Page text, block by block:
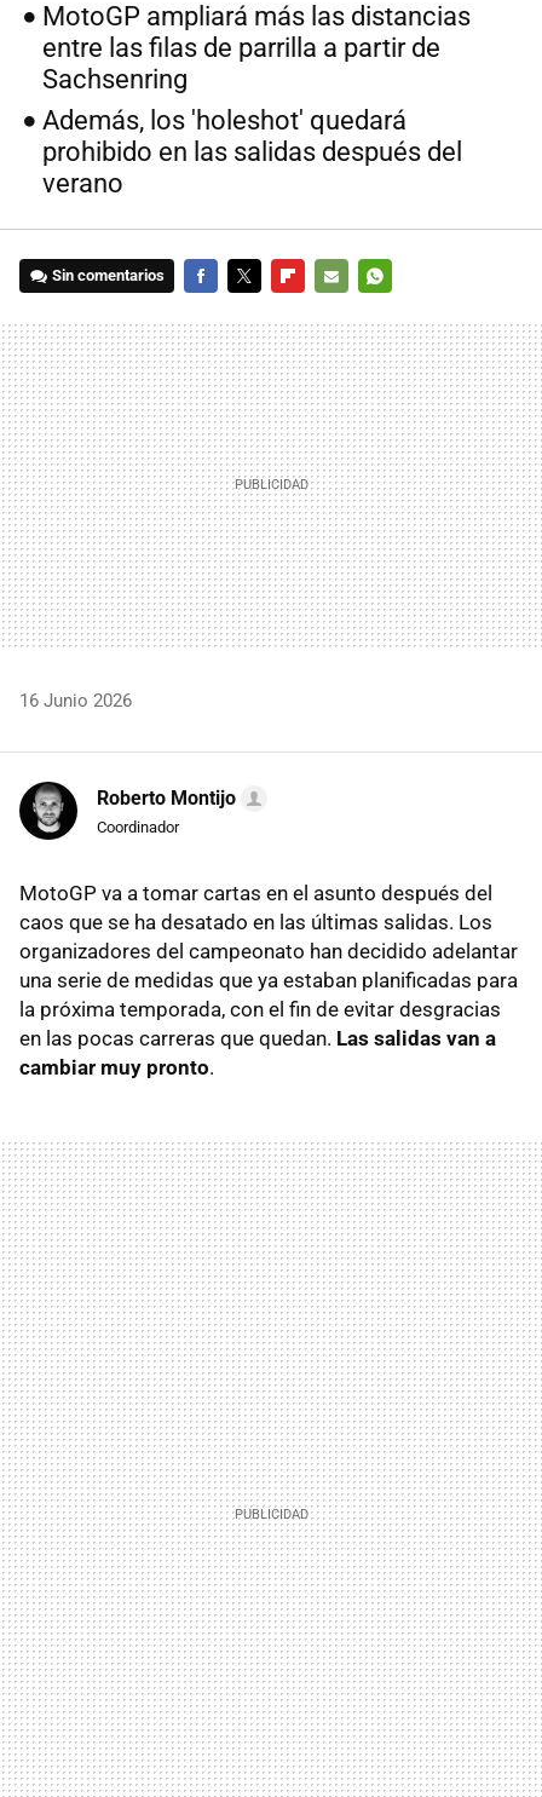
MotoGP ampliará más las distancias
entre las filas de parrilla a partir de
Sachsenring
Además, los 'holeshot' quedará
prohibido en las salidas después del
verano
Sin comentarios
MAIL
16 Junio 2026
Roberto Montijo
Coordinador
MotoGP va a tomar cartas en el asunto después del
caos que se ha desatado en las últimas salidas. Los
organizadores del campeonato han decidido adelantar
una serie de medidas que ya estaban planificadas para
la próxima temporada, con el fin de evitar desgracias
en las pocas carreras que quedan. Las salidas van a
cambiar muy pronto.